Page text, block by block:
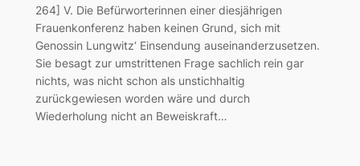
264] V. Die Befürworterinnen einer diesjährigen
Frauenkonferenz haben keinen Grund, sich mit
Genossin Lungwitz‘ Einsendung auseinanderzusetzen.
Sie besagt zur umstrittenen Frage sachlich rein gar
nichts, was nicht schon als unstichhaltig
zurückgewiesen worden wäre und durch
Wiederholung nicht an Beweiskraft…